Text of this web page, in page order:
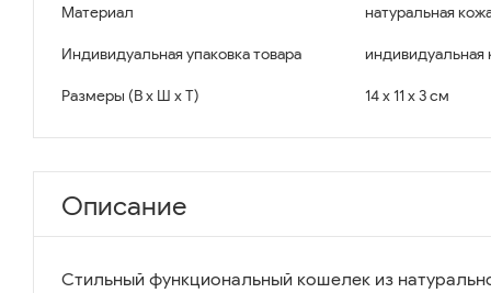
Материал натуральная
Индивидуальная упаковка товара индивидуальная
Размеры (В x Ш x Т) 14 x 11 x 3 см
Описание
Стильный функциональный кошелек из